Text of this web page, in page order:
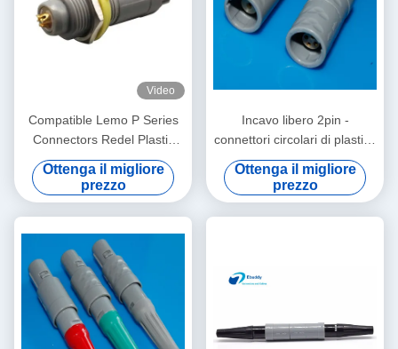
Video
Compatible Lemo P Series
Connectors Redel Plastic
Push-Pull Self-Locking
Connectors for Medical
Devices
Ottenga il migliore
prezzo
Incavo libero 2pin -
connettori circolari di plastica
14pin per il collegamento di
cavo
Ottenga il migliore
prezzo